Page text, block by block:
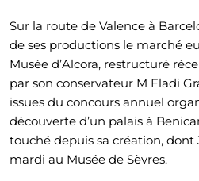
Sur la route de Valence à
de ses productions le marché
Musée d’Alcora, restructuré
par son conservateur M Eladi
issues du concours annuel
découverte d’un palais à
touché depuis sa création, dont
mardi au Musée de Sèvres.